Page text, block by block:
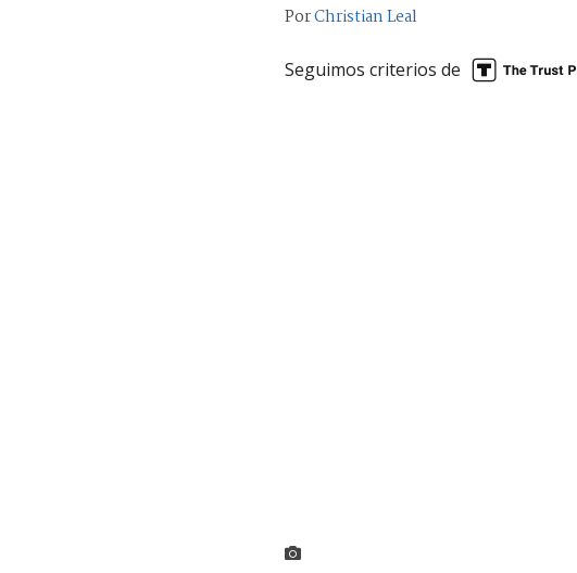
PorChristian Leal
Seguimos criterios de